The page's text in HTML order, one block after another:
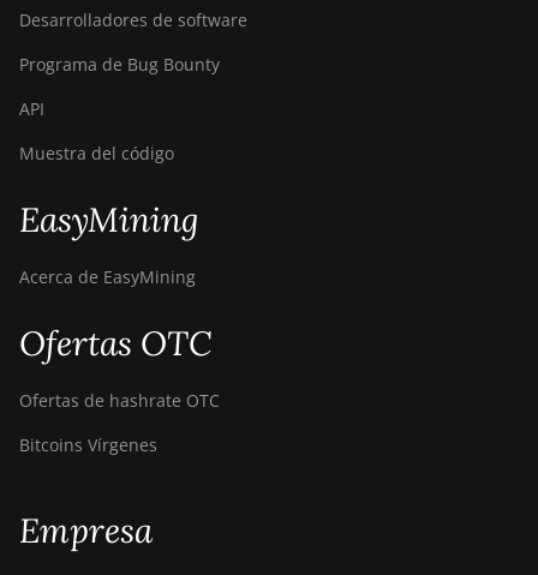
Desarrolladores de software
Programa de Bug Bounty
API
Muestra del código
EasyMining
Acerca de EasyMining
Ofertas OTC
Ofertas de hashrate OTC
Bitcoins Vírgenes
Empresa